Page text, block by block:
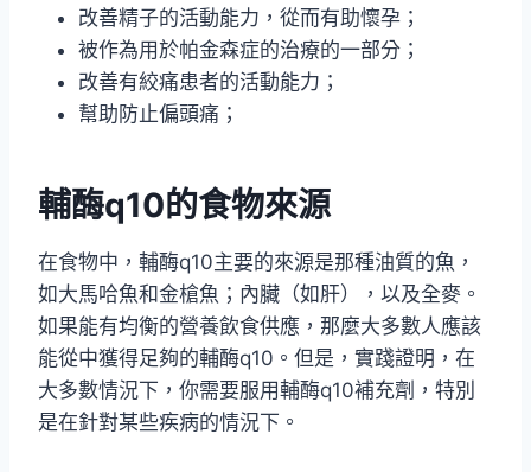
改善精子的活動能力，從而有助懷孕；
被作為用於帕金森症的治療的一部分；
改善有絞痛患者的活動能力；
幫助防止偏頭痛；
輔酶q10的食物來源
在食物中，輔酶q10主要的來源是那種油質的魚，
如大馬哈魚和金槍魚；內臟（如肝），以及全麥。
如果能有均衡的營養飲食供應，那麼大多數人應該
能從中獲得足夠的輔酶q10。但是，實踐證明，在
大多數情況下，你需要服用輔酶q10補充劑，特別
是在針對某些疾病的情況下。